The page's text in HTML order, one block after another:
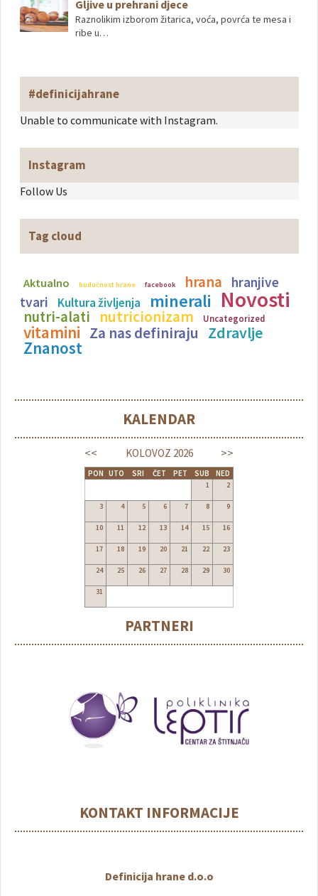
Gljive u prehrani djece
Raznolikim izborom žitarica, voća, povrća te mesa i
ribe u…
#definicijahrane
Unable to communicate with Instagram.
Instagram
Follow Us
Tag cloud
Aktualno budućnost hrane facebook hrana
hranjive
tvari
Kultura življenja minerali Novosti
nutri-alati nutricionizam Uncategorized
vitamini Za nas definiraju Zdravlje
Znanost
KALENDAR
<< >>
KOLOVOZ 2026
PON UTO SRI ČET PET SUB NED
1 2
3 4 5 6 7 8 9
10 11 12 13 14 15 16
17 18 19 20 21 22 23
24 25 26 27 28 29 30
31
PARTNERI
KONTAKT INFORMACIJE
Definicija hrane d.o.o